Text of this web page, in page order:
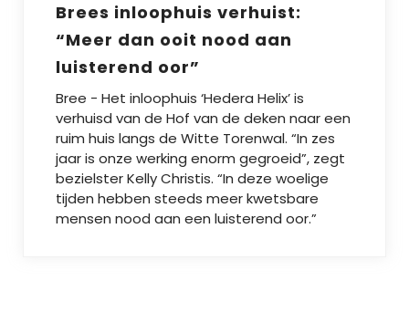
Brees inloophuis verhuist:
“Meer dan ooit nood aan
luisterend oor”
Bree - Het inloophuis ‘Hedera Helix’ is
verhuisd van de Hof van de deken naar een
ruim huis langs de Witte Torenwal. “In zes
jaar is onze werking enorm gegroeid”, zegt
bezielster Kelly Christis. “In deze woelige
tijden hebben steeds meer kwetsbare
mensen nood aan een luisterend oor.”